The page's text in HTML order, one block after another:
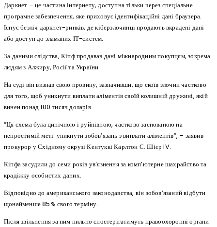
Даркнет – це частина інтернету, доступна тільки через спеціальне
програмне забезпечення, яке приховує ідентифікаційні дані браузера.
Існує безліч даркнет-ринків, де кіберзлочинці продають вкрадені дані
або доступ до зламаних ІТ-систем.
За даними слідства, Кіпф продавав дані міжнародним покупцям, зокрема
людям з Алжиру, Росії та України.
На суді він визнав свою провину, зазначивши, що скоїв злочин частково
для того, щоб уникнути виплати аліментів своїй колишній дружині, якій
винен понад 100 тисяч доларів.
“Ця схема була цинічною і руйнівною, частково заснованою на
непростимій меті: уникнути зобов’язань з виплати аліментів”, – заявив
прокурор у Східному окрузі Кентуккі Карлтон С. Шієр IV.
Кіпфа засудили до семи років ув’язнення за комп’ютерне шахрайство та
крадіжку особистих даних.
Відповідно до американського законодавства, він зобов’язаний відбути
щонайменше 85% свого терміну.
Після звільнення за ним пильно спостерігатимуть правоохоронні органи